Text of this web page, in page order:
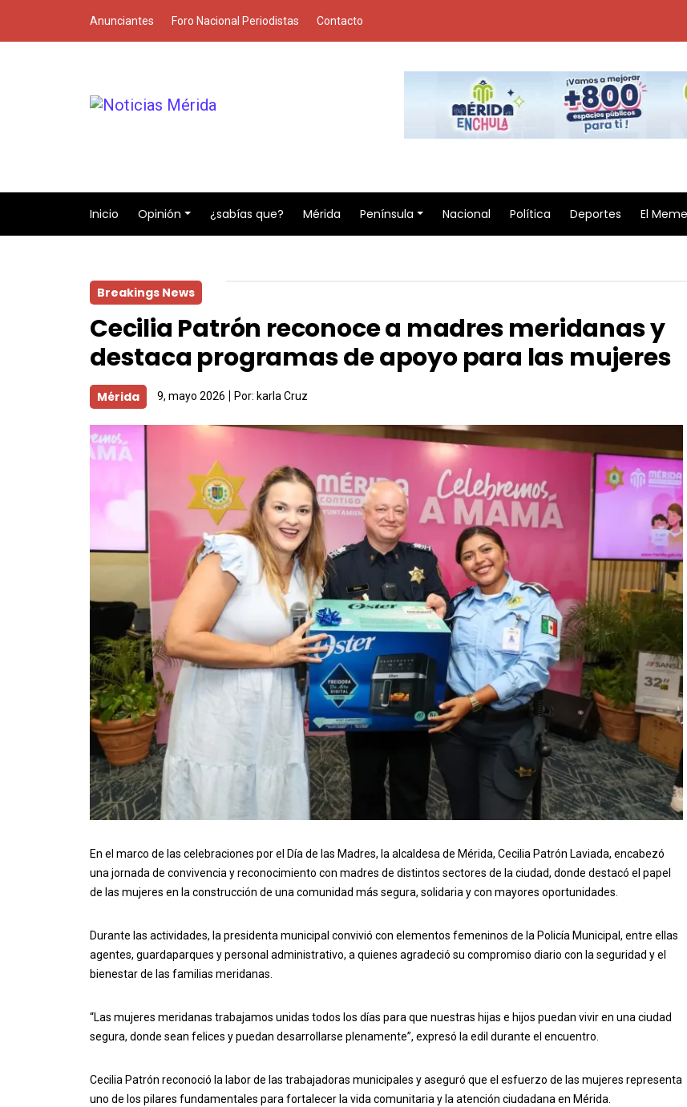
Anunciantes Foro Nacional Periodistas Contacto
Inicio Opinión ¿sabías que? Mérida Península Nacional Política Deportes El Meme
Breakings News
Cecilia Patrón reconoce a madres meridanas y
destaca programas de apoyo para las mujeres
Mérida 9, mayo 2026 Por: karla Cruz
En el marco de las celebraciones por el Día de las Madres, la alcaldesa de Mérida, Cecilia Patrón Laviada, encabezó
una jornada de convivencia y reconocimiento con madres de distintos sectores de la ciudad, donde destacó el papel
de las mujeres en la construcción de una comunidad más segura, solidaria y con mayores oportunidades.
Durante las actividades, la presidenta municipal convivió con elementos femeninos de la Policía Municipal, entre ellas
agentes, guardaparques y personal administrativo, a quienes agradeció su compromiso diario con la seguridad y el
bienestar de las familias meridanas.
“Las mujeres meridanas trabajamos unidas todos los días para que nuestras hijas e hijos puedan vivir en una ciudad
segura, donde sean felices y puedan desarrollarse plenamente”, expresó la edil durante el encuentro.
Cecilia Patrón reconoció la labor de las trabajadoras municipales y aseguró que el esfuerzo de las mujeres representa
uno de los pilares fundamentales para fortalecer la vida comunitaria y la atención ciudadana en Mérida.